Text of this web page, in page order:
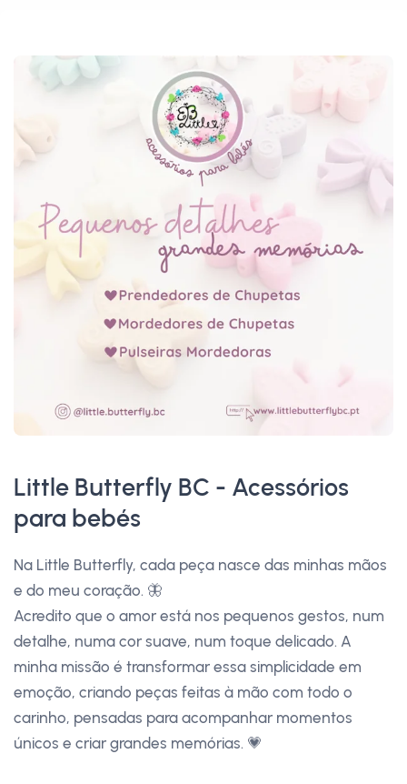
Little Butterfly BC - Acessórios
para bebés
Na Little Butterfly, cada peça nasce das minhas mãos
e do meu coração. 🦋
Acredito que o amor está nos pequenos gestos, num
detalhe, numa cor suave, num toque delicado. A
minha missão é transformar essa simplicidade em
emoção, criando peças feitas à mão com todo o
carinho, pensadas para acompanhar momentos
únicos e criar grandes memórias. 💗